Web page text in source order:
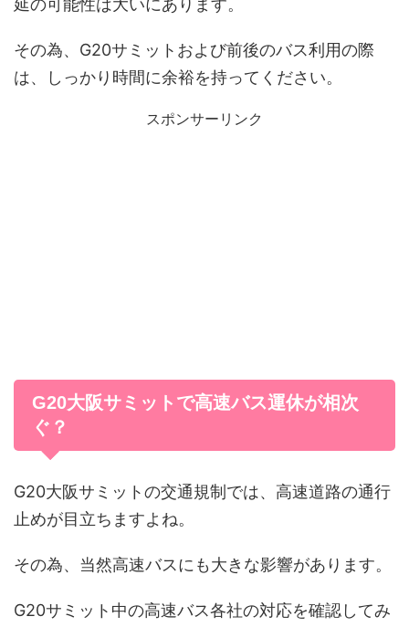
延の可能性は大いにあります。
その為、G20サミットおよび前後のバス利用の際
は、しっかり時間に余裕を持ってください。
スポンサーリンク
G20大阪サミットで高速バス運休が相次
ぐ？
G20大阪サミットの交通規制では、高速道路の通行
止めが目立ちますよね。
その為、当然高速バスにも大きな影響があります。
G20サミット中の高速バス各社の対応を確認してみ